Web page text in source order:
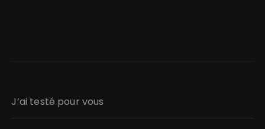
J’ai testé pour vous